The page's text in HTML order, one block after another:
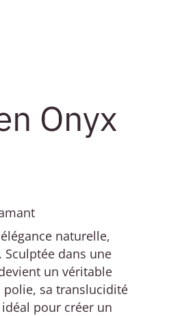
Onyx
naturelle,
dans une
un véritable
sa translucidité
pour créer un